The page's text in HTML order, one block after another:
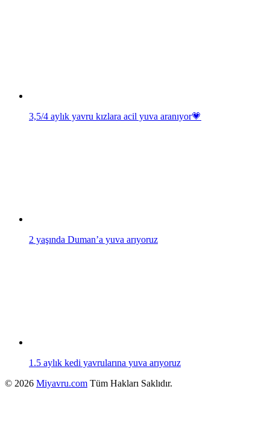
3,5/4 aylık yavru kızlara acil yuva aranıyor💗
2 yaşında Duman’a yuva arıyoruz
1.5 aylık kedi yavrularına yuva arıyoruz
© 2026 Miyavru.com Tüm Hakları Saklıdır.